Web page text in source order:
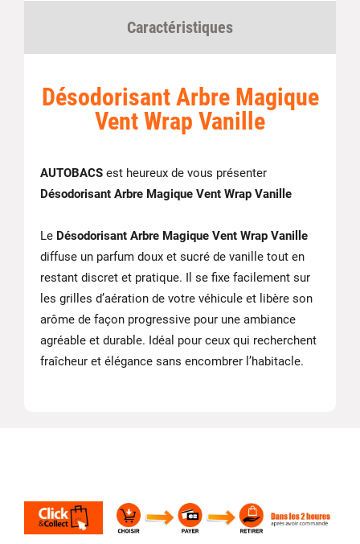
Caractéristiques
Désodorisant Arbre Magique
Vent Wrap Vanille
AUTOBACS est heureux de vous présenter
Désodorisant Arbre Magique Vent Wrap Vanille
Le Désodorisant Arbre Magique Vent Wrap Vanille
diffuse un parfum doux et sucré de vanille tout en
restant discret et pratique. Il se fixe facilement sur
les grilles d’aération de votre véhicule et libère son
arôme de façon progressive pour une ambiance
agréable et durable. Idéal pour ceux qui recherchent
fraîcheur et élégance sans encombrer l’habitacle.